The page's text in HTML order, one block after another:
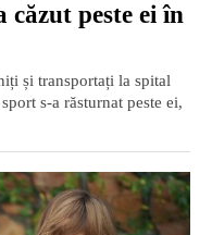
căzut peste ei în
și transportați la spital
s-a răsturnat peste ei,